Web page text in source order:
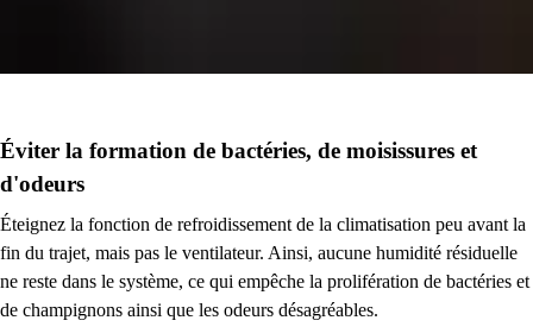
Éviter la formation de bactéries, de moisissures et
d'odeurs
Éteignez la fonction de refroidissement de la climatisation peu avant la
fin du trajet, mais pas le ventilateur. Ainsi, aucune humidité résiduelle
ne reste dans le système, ce qui empêche la prolifération de bactéries et
de champignons ainsi que les odeurs désagréables.